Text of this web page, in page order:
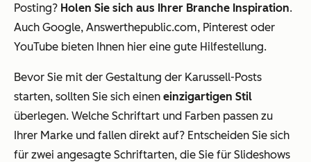
Posting? Holen Sie sich aus Ihrer Branche Inspiration.
Auch Google, Answerthepublic.com, Pinterest oder
YouTube bieten Ihnen hier eine gute Hilfestellung.
Bevor Sie mit der Gestaltung der Karussell-Posts
starten, sollten Sie sich einen einzigartigen Stil
überlegen. Welche Schriftart und Farben passen zu
Ihrer Marke und fallen direkt auf? Entscheiden Sie sich
für zwei angesagte Schriftarten, die Sie für Slideshows